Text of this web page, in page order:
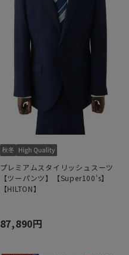
プレミアムスタイリッシュスーツ
【ツーパンツ】【Super100's】
【HILTON】
87,890円